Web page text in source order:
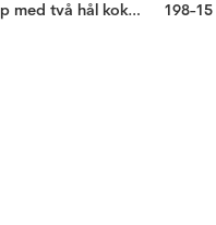
Knapp med två hål kokos grå rosa, 15mm